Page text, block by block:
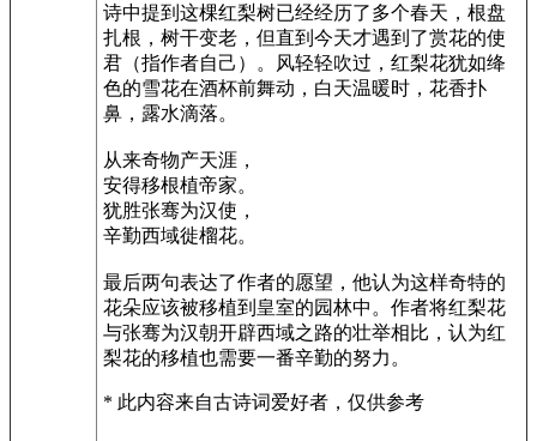
诗中提到这棵红梨树已经经历了多个春天，根盘
扎根，树干变老，但直到今天才遇到了赏花的使
君（指作者自己）。风轻轻吹过，红梨花犹如绛
色的雪花在酒杯前舞动，白天温暖时，花香扑
鼻，露水滴落。
从来奇物产天涯，
安得移根植帝家。
犹胜张骞为汉使，
辛勤西域徙榴花。
最后两句表达了作者的愿望，他认为这样奇特的
花朵应该被移植到皇室的园林中。作者将红梨花
与张骞为汉朝开辟西域之路的壮举相比，认为红
梨花的移植也需要一番辛勤的努力。
* 此内容来自古诗词爱好者，仅供参考